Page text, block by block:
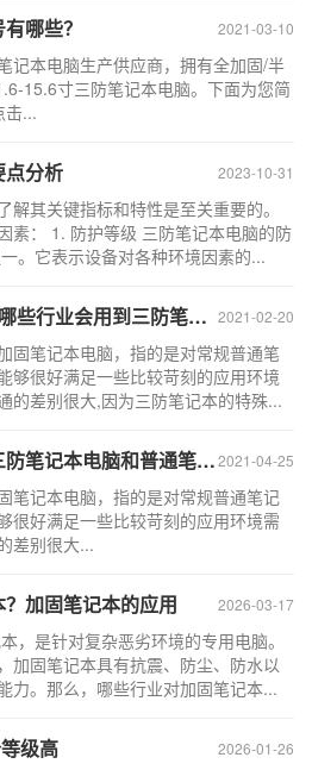
2021-03-10
哪些？
记本电脑生产供应商，拥有全加固/半
15.6寸三防笔记本电脑。下面为您简
击...
2023-10-31
点分析
其关键指标和特性是至关重要的。
素： 1. 防护等级 三防笔记本电脑的防
。它表示设备对各种环境因素的...
2021-02-20
会用到三防笔记本电脑？
固笔记本电脑，指的是对常规普通笔
够很好满足一些比较苛刻的应用环境
的差别很大,因为三防笔记本的特殊...
2021-04-25
电脑和普通笔记本电脑哪个好
笔记本电脑，指的是对常规普通笔记
很好满足一些比较苛刻的应用环境需
差别很大...
2026-03-17
加固笔记本的应用
，是针对复杂恶劣环境的专用电脑。
加固笔记本具有抗震、防尘、防水以
力。那么，哪些行业对加固笔记本...
2026-01-26
级高